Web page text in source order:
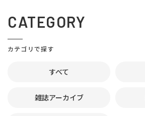
CATEGORY
カテゴリで探す
すべて
雑誌アーカイブ